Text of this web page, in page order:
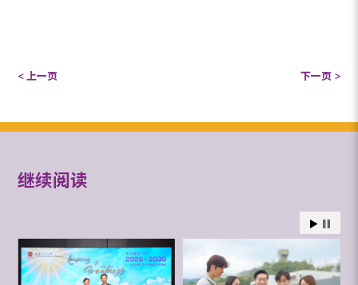
< 上一页 下一页 >
继续阅读